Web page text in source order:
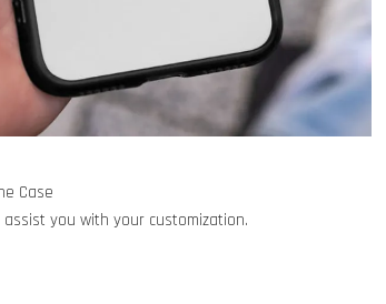
Case
you with your customization.